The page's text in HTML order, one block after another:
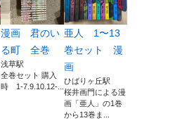
漫画 君のい
る町 全巻
浅草駅
全巻セット 購入
時 1-7.9.10.12-...
亜人 1〜13
巻セット 漫
画
ひばりヶ丘駅
桜井画門による漫
画「亜人」の1巻
から13巻ま...